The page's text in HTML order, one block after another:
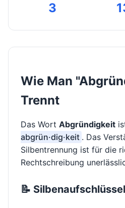
3
Wie Man
Trennt
Das Wort Abgründigkeit
abgrün·dig·keit . Das
Silbentrennung ist für die
Rechtschreibung
📝